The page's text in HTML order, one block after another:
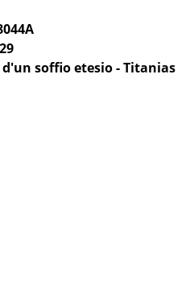
soffio etesio - Titanias